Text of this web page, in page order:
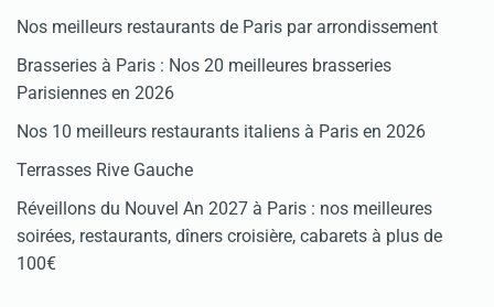
Nos meilleurs restaurants de Paris par arrondissement
Brasseries à Paris : Nos 20 meilleures brasseries
Parisiennes en 2026
Nos 10 meilleurs restaurants italiens à Paris en 2026
Terrasses Rive Gauche
Réveillons du Nouvel An 2027 à Paris : nos meilleures
soirées, restaurants, dîners croisière, cabarets à plus de
100€